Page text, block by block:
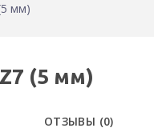
мм)
(5 мм)
ОТЗЫВЫ (0)